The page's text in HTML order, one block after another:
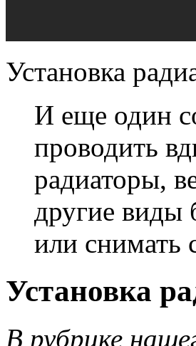
Установка
И еще один
проводить
радиаторы,
другие виды
или
Установка
В рубрике